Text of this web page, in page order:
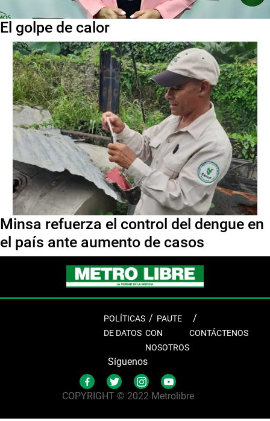
El golpe de calor
Minsa refuerza el control del dengue en
el país ante aumento de casos
POLÍTICAS
DE DATOS
PAUTE
CON
NOSOTROS
CONTÁCTENOS
Síguenos
COPYRIGHT © 2022 Metrolibre